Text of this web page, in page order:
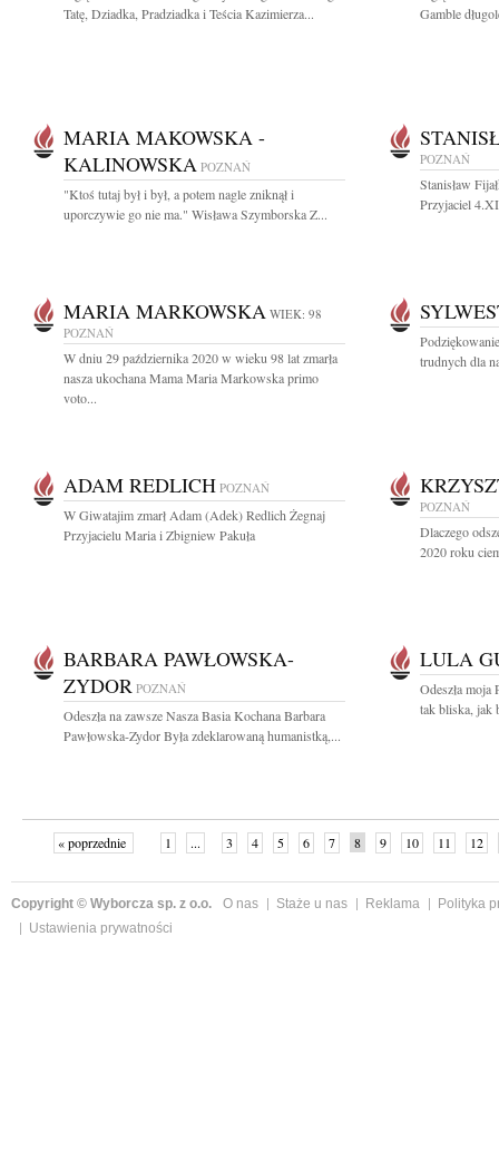
Tatę, Dziadka, Pradziadka i Teścia Kazimierza...
Gamble
MARIA MAKOWSKA -
KALINOWSKA POZNAŃ
"Ktoś tutaj był i był, a potem nagle zniknął i
uporczywie go nie ma." Wisława Szymborska Z...
POZNAŃ
Stanisław
Przyjaciel
MARIA MARKOWSKA WIEK: 98
POZNAŃ
W dniu 29 października 2020 w wieku 98 lat zmarła
nasza ukochana Mama Maria Markowska primo
voto...
trudnych dla
ADAM REDLICH POZNAŃ
W Giwatajim zmarł Adam (Adek) Redlich Żegnaj
Przyjacielu Maria i Zbigniew Pakuła
POZNAŃ
Dlaczego
2020 roku
BARBARA PAWŁOWSKA-
ZYDOR POZNAŃ
Odeszła na zawsze Nasza Basia Kochana Barbara
Pawłowska-Zydor Była zdeklarowaną humanistką,...
LULA
Odeszła moja
tak bliska, jak
« poprzednie 1 ... 3 4 5 6 7 8 9 10 11 12
Copyright © Wyborcza sp. z o.o. O nas Staże u nas Reklama
Polityka
Ustawienia prywatności